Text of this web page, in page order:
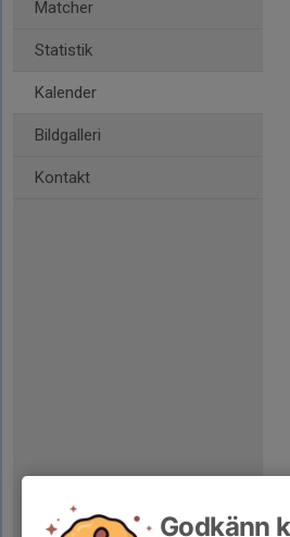
Matcher
Statistik
Kalender
Bildgalleri
Kontakt
Godkänn